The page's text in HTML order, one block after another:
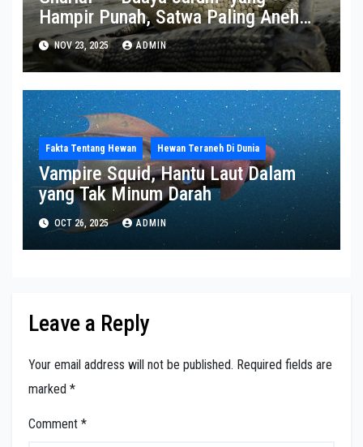
Hampir Punah, Satwa Paling Aneh
dan Paling Terancam di Sungai India
NOV 23, 2025 ADMIN
Fakta Tentang Hewan Hewan Teraneh Di Dunia
Vampire Squid, Hantu Laut Dalam
yang Tak Minum Darah
OCT 26, 2025 ADMIN
Leave a Reply
Your email address will not be published. Required fields are
marked *
Comment *